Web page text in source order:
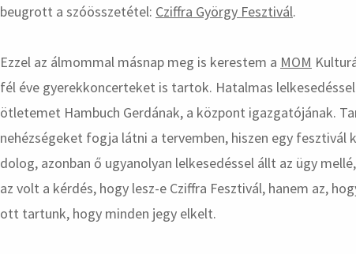
beugrott a szóösszetétel: Cziffra György Fesztivál.
Ezzel az álmommal másnap meg is kerestem a MOM
fél éve gyerekkoncerteket is tartok. Hatalmas
ötletemet Hambuch Gerdának, a központ igazgatójának.
nehézségeket fogja látni a tervemben, hiszen egy fesztivál
dolog, azonban ő ugyanolyan lelkesedéssel állt az ügy
az volt a kérdés, hogy lesz-e Cziffra Fesztivál, hanem az,
ott tartunk, hogy minden jegy elkelt.